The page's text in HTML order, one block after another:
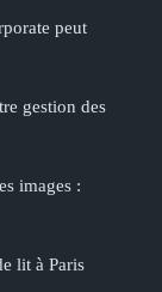
peut
gestion des
images :
lit à Paris